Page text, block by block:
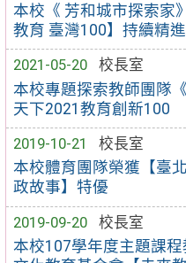
本校《 芳和城市探索家
教育 臺灣100】持續精
2021-05-20
校長室
本校專題探索教師團隊
天下2021教育創新100
2019-10-21
校長室
本校體育團隊榮獲【臺
政故事】特優
2019-09-20
校長室
本校107學年度主題課